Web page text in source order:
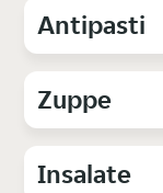
Antipasti
Zuppe
Insalate